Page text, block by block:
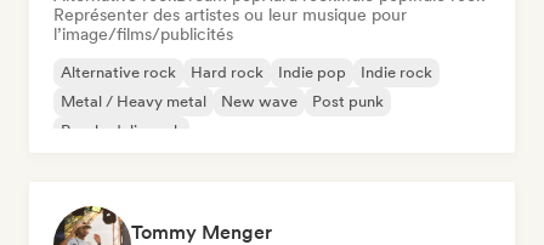
Représenter des artistes ou leur musique pour
l’image/films/publicités
Alternative rock Hard rock Indie pop
Indie rock
Metal / Heavy metal
New wave
Post punk
Psychedelic rock
Tommy Menger